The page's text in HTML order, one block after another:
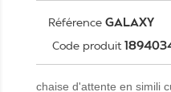
Référence GALAXY
Code produit
chaise d'attente en simili